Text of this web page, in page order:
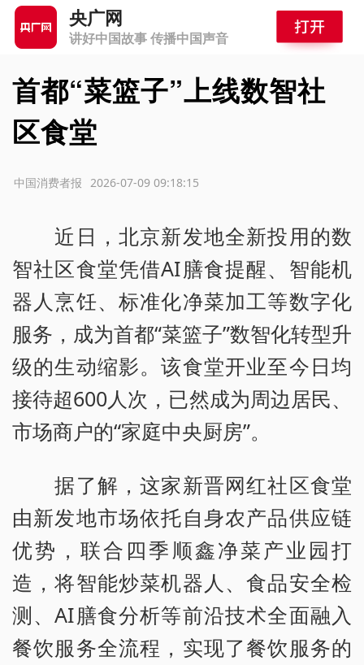
央广网
讲好中国故事 传播中国声音
首都“菜篮子”上线数智社
区食堂
2026-07-09 09:18:15
中国消费者报
近日，北京新发地全新投用的数
智社区食堂凭借AI膳食提醒、智能机
器人烹饪、标准化净菜加工等数字化
服务，成为首都“菜篮子”数智化转型升
级的生动缩影。该食堂开业至今日均
接待超600人次，已然成为周边居民、
市场商户的“家庭中央厨房”。
据了解，这家新晋网红社区食堂
由新发地市场依托自身农产品供应链
优势，联合四季顺鑫净菜产业园打
造，将智能炒菜机器人、食品安全检
测、AI膳食分析等前沿技术全面融入
餐饮服务全流程，实现了餐饮服务的